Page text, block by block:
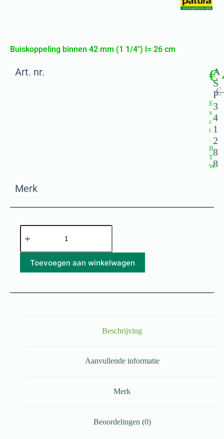
Buiskoppeling binnen 42 mm (1 1/4″) l= 26 cm
Art. nr.
A
S
P
3
4
1
2
8
8
€
€
E
x
c
l
.
B
T
W
Merk
Toevoegen aan winkelwagen
Beschrijving
Aanvullende informatie
Merk
Beoordelingen (0)